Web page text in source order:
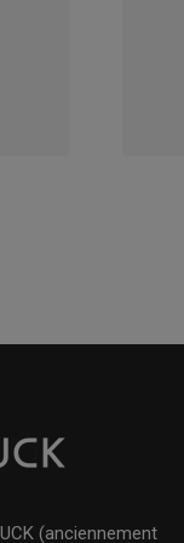
(anciennement